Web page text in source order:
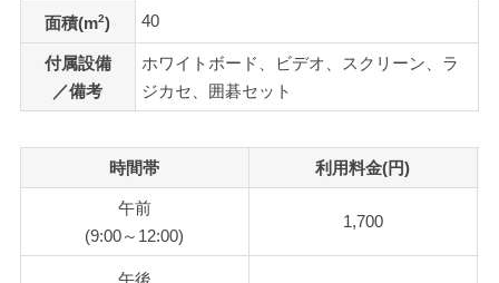
面積(m2) 40
付属設備
／備考
ホワイトボード、ビデオ、スクリーン、ラ
ジカセ、囲碁セット
時間帯 利用料金(円)
午前
(9:00～12:00)
1,700
午後